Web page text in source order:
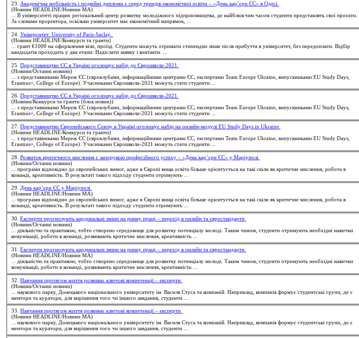
23. Академічна мобільність і подвійні дипломи є серед трендів економічної освіти – «День кар’єри ЄС» в Одесі
(Новини HEADLINE/Новини МА)
... В університеті працює регіональний центр розвитку молодіжного підприємництва, де найближчим часомстуденти представлять свої проєкти.
За словами проректора, оскільки університет має економічний напрямок, ...
24.Університет: University of Paris-Saclay.
(Новини HEADLINE/Конкурси та гранти)
... грант €1000 на оформлення візи, проїзд.Студенти можуть отримати стипендію лише після прибуття в університет, без передоплати. Відбір
кандидатів проходить у два етапи: Надіслати заявку і контакти. ...
25.Представництво ЄС в Україні оголошує набір до Єврошколи-2021
(Новини/Останні новини)
... з представниками Мереж ЄС (євроклубами, інформаційними центрами ЄС, експертами Team Europe Ukraine, випускниками EU Study Days,
Erasmus+, College of Europe). Учасниками Єврошколи-2021 можуть статистуденти
26.Представництво ЄС в Україні оголошує набір до Єврошколи-2021
(Новини/Конкурси та гранти (блок новин))
... з представниками Мереж ЄС (євроклубами, інформаційними центрами ЄС, експертами Team Europe Ukraine, випускниками EU Study Days,
Erasmus+, College of Europe). Учасниками Єврошколи-2021 можуть статистуденти
27.Представництво Європейського Союзу в Україні оголошує набір на онлайн-модулі EU Study Days in Ukraine
(Новини HEADLINE/Конкурси та гранти)
... з представниками Мереж ЄС (євроклубами, інформаційними центрами ЄС, експертами Team Europe Ukraine, випускниками EU Study Days,
Erasmus+, College of Europe). Учасниками Єврошколи-2021 можуть статистуденти
28.Розвиток критичного мислення є запорукою професійного успіху – «День кар’єри ЄС» у Маріуполі
(Новини/Останні новини)
... програми відповідно до європейських вимог, адже в Європі вища освіта більше орієнтується на такі скіли як критичне мислення, робота в
команді, креативність. В результаті такого підходустуденти отримують ...
29.День кар’єри ЄС у Маріуполі
(Новини HEADLINE/Новини МА)
... програми відповідно до європейських вимог, адже в Європі вища освіта більше орієнтується на такі скіли як критичне мислення, робота в
команді, креативність. В результаті такого підходустуденти отримують ...
30.Експерти прогнозують кардинальні зміни на ринку праці – перехід в онлайн та євростандарти
(Новини/Останні новини)
... діяльністю та практикою, тобто створено середовище для розвитку потенціалу молоді. Таким чином,студенти отримують необхідні навички
комунікації, роботи в команді, розвивають критичне мислення, креативність ...
31.Експерти прогнозують кардинальні зміни на ринку праці – перехід в онлайн та євростандарти
(Новини HEADLINE/Новини МА)
... діяльністю та практикою, тобто створено середовище для розвитку потенціалу молоді. Таким чином,студенти отримують необхідні навички
комунікації, роботи в команді, розвивають критичне мислення, креативність ...
32.Навчання протягом життя розвиває ключові компетенції – експерти
(Новини/Останні новини)
... наукового парку, Донецького національного університету ім. Василя Стуса та компаній. Наприклад, компанія формує студентські групи, де є
ментори та куратори, для вирішення того чи іншого завдання,студенти
33.Навчання протягом життя розвиває ключові компетенції – експерти
(Новини HEADLINE/Новини МА)
... наукового парку, Донецького національного університету ім. Василя Стуса та компаній. Наприклад, компанія формує студентські групи, де є
ментори та куратори, для вирішення того чи іншого завдання,студенти